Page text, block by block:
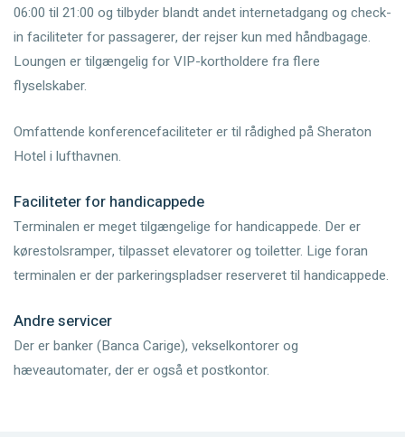
06:00 til 21:00 og tilbyder blandt andet internetadgang og check-
in faciliteter for passagerer, der rejser kun med håndbagage.
Loungen er tilgængelig for VIP-kortholdere fra flere
flyselskaber.
Omfattende konferencefaciliteter er til rådighed på Sheraton
Hotel i lufthavnen.
Faciliteter for handicappede
Terminalen er meget tilgængelige for handicappede. Der er
kørestolsramper, tilpasset elevatorer og toiletter. Lige foran
terminalen er der parkeringspladser reserveret til handicappede.
Andre servicer
Der er banker (Banca Carige), vekselkontorer og
hæveautomater, der er også et postkontor.